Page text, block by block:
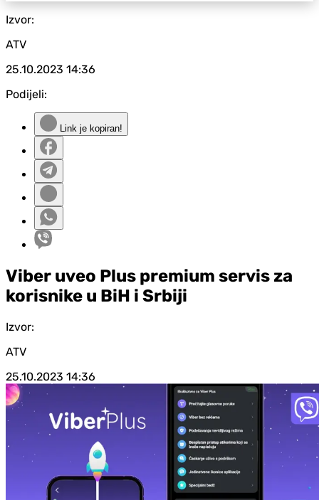
Izvor:
ATV
25.10.2023 14:36
Podijeli:
Link je kopiran!
Viber uveo Plus premium servis za
korisnike u BiH i Srbiji
Izvor:
ATV
25.10.2023 14:36